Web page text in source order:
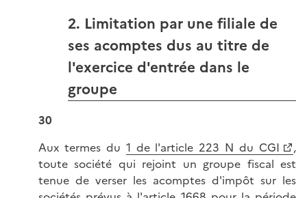
2. Limitation par une filiale de
ses acomptes dus au titre de
l'exercice d'entrée dans le
groupe
30
Aux termes du 1 de l'article 223 N du CGI
,
toute société qui rejoint un groupe fiscal est
tenue de verser les acomptes d'impôt sur les